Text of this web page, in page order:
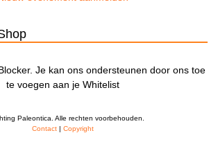
Je kan ons ondersteunen door ons toe
te voegen aan je Whitelist
Paleontica. Alle rechten voorbehouden.
Contact| Copyright